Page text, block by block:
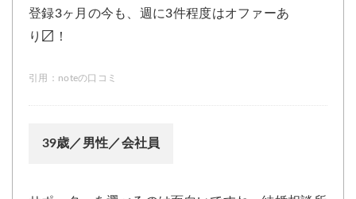
登録3ヶ月の今も、週に3件程度はオファーあ
り〼！
引用： noteの口コミ
39歳／男性／会社員